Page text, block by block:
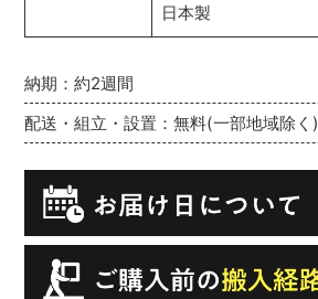
納期：約2週間
配送・組立・設置：無料(一部地域除く)
日本製